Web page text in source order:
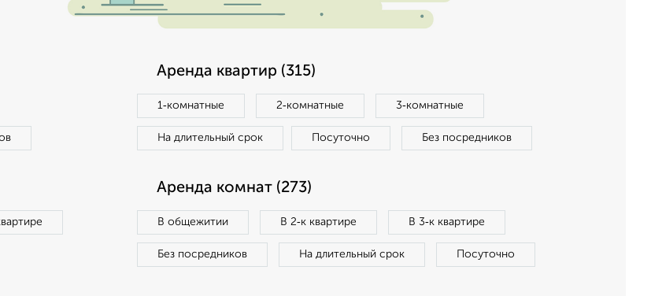
Аренда квартир (315)
1‑комнатные 2‑комнатные 3‑комнатные
На длительный срок Посуточно Без посредников
Аренда комнат (273)
В общежитии В 2‑к квартире В 3‑к квартире
Без посредников На длительный срок Посуточно